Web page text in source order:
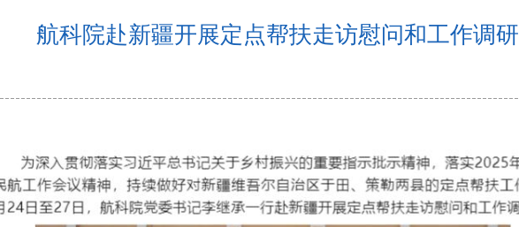
航科院赴新疆开展定点帮扶走访慰问和工作调研